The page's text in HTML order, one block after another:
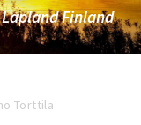
Finland
Torttila